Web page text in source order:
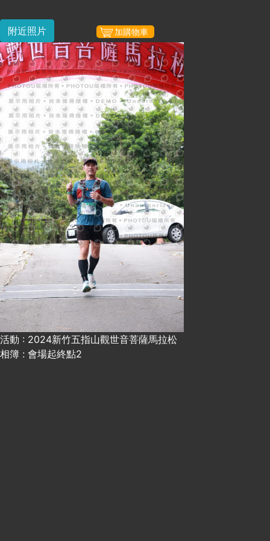
附近照片 加購物車
活動 : 2024新竹五指山觀世音菩薩馬拉松
相簿 : 會場起終點2